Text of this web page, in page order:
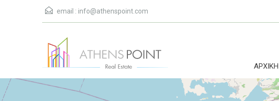
email : info@athenspoint.com
ΑΡΧΙΚΗ